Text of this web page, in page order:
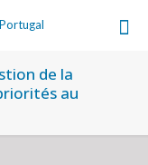
de la
au